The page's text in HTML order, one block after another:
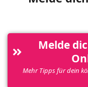
Melde
Mehr Tipps für dein